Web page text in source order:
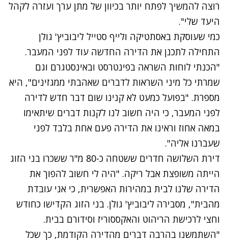
רוצה להמשיך לפתח יותר בכיוון של מתן ערך ועזרה לקהל
היעד שלי".
כמי שעוסקת באסתטיקה ולייף סטייל ליבוביץ' גולן
התחילה לתכנן את הדירה החדשה עוד לפני המעבר.
"הכנתי לוחות השראה בפינטרסט ובאינסטגרם וגם
שמרתי כל מיני השראות לדברים שאהבתי ממגזינים", היא
מספרת. "בפועל כמעט לא קנינו שום דבר חדש לדירה
לפני המעבר, כי היה חשוב לנו לקנות דברים שיתאימו
במאה אחוז וראינו את הדירה פעם אחת בלבד לפני
שעברנו אליה".
דירת השלושה חדרים ששטחה כ-80 מ"ר ששכרו בני הזוג
הייתה משופצת אבל ריקה. "היה לי חשוב להפוך את
הדירה שלנו לבית במהירות האפשרית, כי אני עובדת
מהבית", מסבירה ליבוביץ' גולן. בני הזוג הקדישו כחודש
וחצי לרכישת הריהוט והאקססוריז וסידורם בבית.
"השתמשנו בהרבה דברים מהדירה הקודמת, כך שכל